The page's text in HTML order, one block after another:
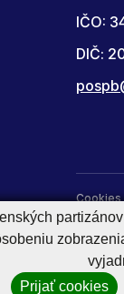
IČO:
DIČ:
Cookies
Správca
Prijať cookies